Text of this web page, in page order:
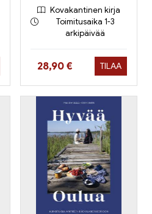
Kovakantinen kirja
Toimitusaika 1-3
arkipäivää
Hinta nyt
28,90 € TILAA